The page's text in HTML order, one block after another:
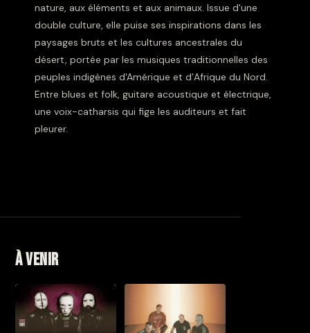
nature, aux éléments et aux animaux. Issue d'une
double culture, elle puise ses inspirations dans les
paysages bruts et les cultures ancestrales du
désert, portée par les musiques traditionnelles des
peuples indigènes d'Amérique et d’Afrique du Nord.
Entre blues et folk, guitare acoustique et électrique,
une voix-catharsis qui fige les auditeurs et fait
pleurer.
À venir